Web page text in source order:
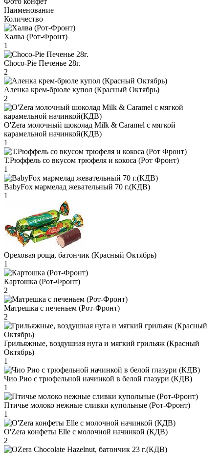
Наименование
Количество
Халва (Рот-Фронт)
1
Choco-Pie Печенье 28г.
2
Аленка крем-брюле купол (Красный Октябрь)
2
O'Zera молочный шоколад Milk & Caramel с мягкой
карамельной начинкой(КДВ)
1
Т.Рюффель со вкусом трюфеля и кокоса (Рот Фронт)
1
BabyFox мармелад жевательный 70 г.(КДВ)
1
Ореховая роща, батончик (Красный Октябрь)
1
Картошка (Рот-Фронт)
2
Матрешка с печеньем (Рот-Фронт)
2
Грильяжные, воздушная нуга и мягкий грильяж (Красный
Октябрь)
1
Чио Рио с трюфельной начинкой в белой глазури (КДВ)
1
Птичье молоко нежные сливки купольные (Рот-Фронт)
1
O'Zera конфеты Elle с молочной начинкой (КДВ)
2